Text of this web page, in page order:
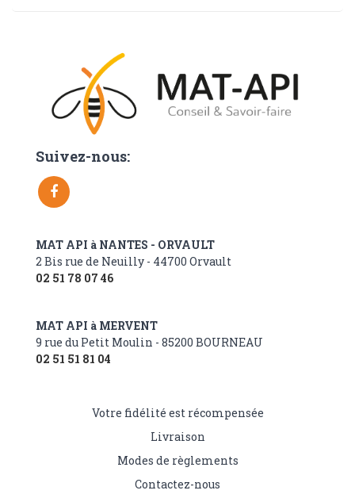
Suivez-nous:
MAT API à NANTES - ORVAULT
2 Bis rue de Neuilly - 44700 Orvault
02 51 78 07 46
MAT API à MERVENT
9 rue du Petit Moulin - 85200 BOURNEAU
02 51 51 81 04
Votre fidélité est récompensée
Livraison
Modes de règlements
Contactez-nous